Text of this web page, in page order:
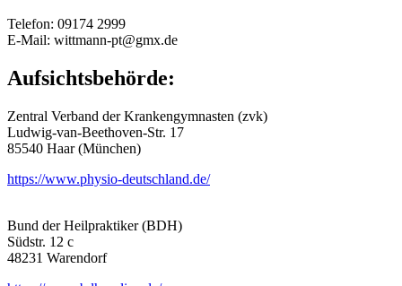
Telefon: 09174 2999
E-Mail: wittmann-pt@gmx.de
Aufsichtsbehörde:
Zentral Verband der Krankengymnasten (zvk)
Ludwig-van-Beethoven-Str. 17
85540 Haar (München)
https://www.physio-deutschland.de/
Bund der Heilpraktiker (BDH)
Südstr. 12 c
48231 Warendorf